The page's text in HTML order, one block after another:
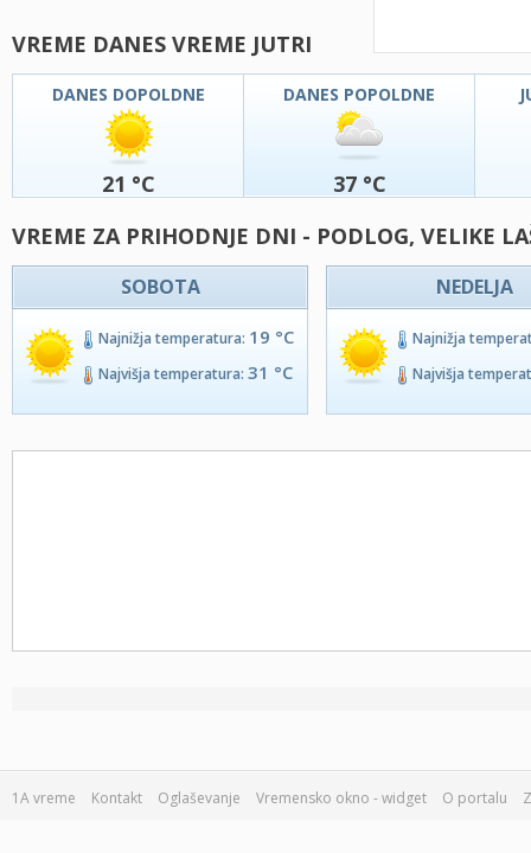
VREME DANES VREME JUTRI
DANES DOPOLDNE
21 °C
DANES POPOLDNE
37 °C
VREME ZA PRIHODNJE DNI - PODLOG, VELIKE
SOBOTA
Najnižja temperatura: 19 °C
Najvišja temperatura: 31 °C
NEDELJA
Najnižja
Najvišja
1A vreme Kontakt Oglaševanje Vremensko okno - widget O portalu